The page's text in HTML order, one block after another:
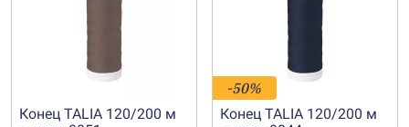
Конец TALIA 120/200 м
-50%
Конец TALIA 120/200 м